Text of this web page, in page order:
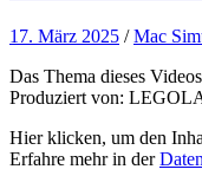
17. März 2025 /Mac
Das Thema dieses
Produziert von:
„Komm
ins
LEGOLAND
Hier klicken, um den
Erfahre mehr in der